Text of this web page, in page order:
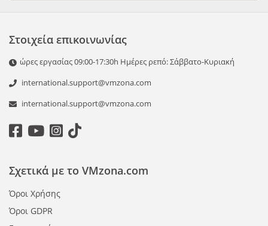
Στοιχεία επικοινωνίας
ώρες εργασίας 09:00-17:30h Ημέρες ρεπό: Σάββατο-Κυριακή
international.support@vmzona.com
international.support@vmzona.com
Σχετικά με το VMzona.com
Όροι Χρήσης
Όροι GDPR